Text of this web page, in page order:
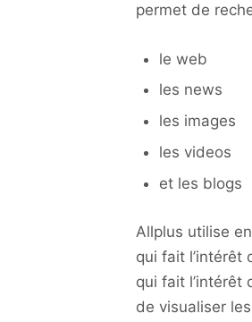
permet de
le web
les news
les images
les videos
et les blogs
Allplus utilise
qui fait l’intérêt
qui fait l’intérêt
de visualiser